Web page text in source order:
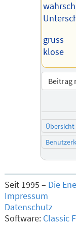
gruss
klose
Beitrag
Übersicht
Seit 1995 – Die
Impressum
Datenschutz
Software: Classic